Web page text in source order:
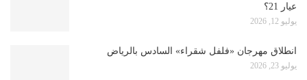
عيار 21؟
يوليو 12, 2026
انطلاق مهرجان «فلفل شقراء» السادس بالرياض
يوليو 23, 2026